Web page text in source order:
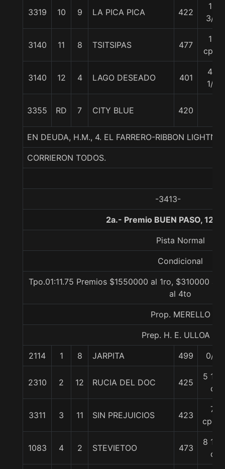
3319 10 9 LA PICA PICA 422
14
3/4
3140 11 8 TSITSIPAS 477
15
cpos
3140 12 4 LAGO DESEADO 401
40
1/2
3355 RD 7 CITY BLUE 420
EN DEUDA, H.M., 4. EL FARRERO-RIBBON
CORRIERON TODOS.
-3413-
2a.- Premio BUEN PASO,
Pista Normal
Condicional
Tpo.01:11.75 Premios $1550000 al 1ro, $310000
al 4to
Prop. MERELLO
Prep. H. E. ULLOA P.
2114 1 8 JARPITA 499 0/0
2310 2 12 RUCIA DEL DOC 425
5 1/2
c
3311 3 11 SIN PREJUICIOS 423
7
cpos.
1083 4 2 STEVIETOO 473
8 1/2
c